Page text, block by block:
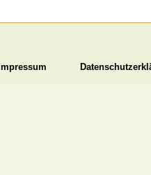
Impressum